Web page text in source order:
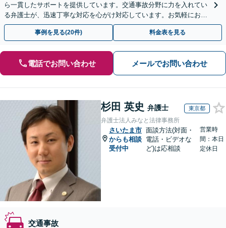
ら一貫したサポートを提供しています。交通事故分野に力を入れてい
る弁護士が、迅速丁寧な対応を心がけ対応しています。お気軽にお問
い合わせください。◤完全予約制・初回法律相談無料◢
事例を見る(20件) 料金表を見る
電話でお問い合わせ メールでお問い合わせ
杉田 英史 弁護士 東京都
弁護士法人みなと法律事務所
さいたま市
からも相談
受付中
面談方法(対面・
電話・ビデオな
ど)は応相談
営業時
間：本日
定休日
交通事故